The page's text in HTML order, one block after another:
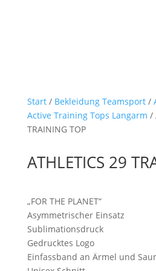
Start/ Bekleidung Teamsport/
Active Training Tops Langarm /
TRAINING TOP
ATHLETICS 29
„FOR THE PLANET“
Asymmetrischer Einsatz
Sublimationsdruck
Gedrucktes Logo
Einfassband an Ärmel und